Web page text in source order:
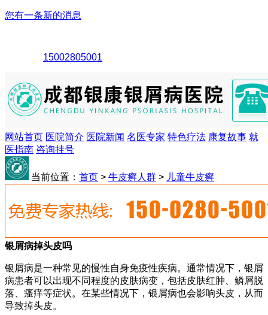
您有一条新的消息
15002805001
网站首页 医院简介 医院新闻 名医专家 特色疗法 康复故事 就
医指南 咨询挂号
当前位置： 首页 > 牛皮癣人群 > 儿童牛皮癣
银屑病掉头皮吗
银屑病是一种常见的慢性自身免疫性疾病。通常情况下，银屑
病患者可以出现不同程度的皮肤病变，包括皮肤红肿、鳞屑脱
落、瘙痒等症状。在某些情况下，银屑病也会影响头皮，从而
导致掉头皮。